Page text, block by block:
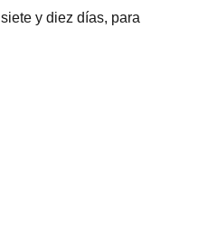
y diez días, para